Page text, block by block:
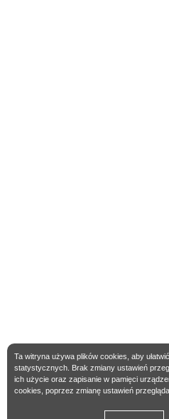
Ta witryna używa plików cookies, aby
statystycznych. Brak zmiany ustawień
ich użycie oraz zapisanie w pamięci
cookies, poprzez zmianę ustawień